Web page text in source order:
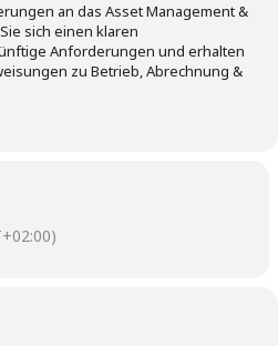
an das Asset Management &
sich einen klaren
Anforderungen und erhalten
zu Betrieb, Abrechnung &